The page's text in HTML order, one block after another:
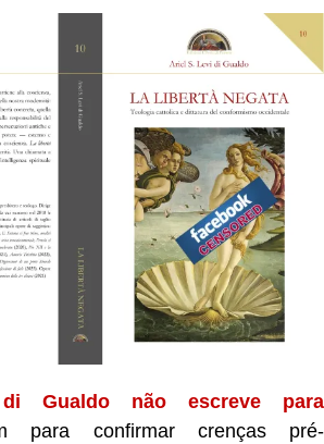
Gualdo não escreve para
para confirmar crenças pré-